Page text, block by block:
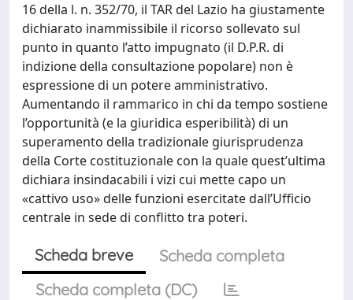
16 della l. n. 352/70, il TAR del Lazio ha giustamente
dichiarato inammissibile il ricorso sollevato sul
punto in quanto l’atto impugnato (il D.P.R. di
indizione della consultazione popolare) non è
espressione di un potere amministrativo.
Aumentando il rammarico in chi da tempo sostiene
l’opportunità (e la giuridica esperibilità) di un
superamento della tradizionale giurisprudenza
della Corte costituzionale con la quale quest’ultima
dichiara insindacabili i vizi cui mette capo un
«cattivo uso» delle funzioni esercitate dall’Ufficio
centrale in sede di conflitto tra poteri.
Scheda breve
Scheda completa
Scheda completa (DC)